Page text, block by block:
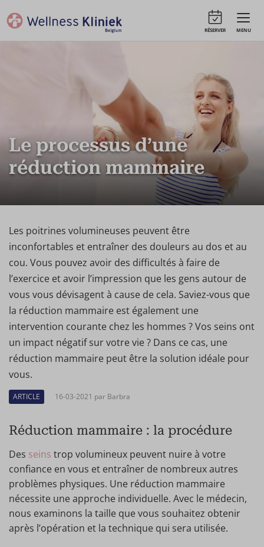
MENU
RÉSERVER
Le processus d’une
réduction mammaire
Les poitrines volumineuses peuvent être
inconfortables et entraîner des douleurs au dos et au
cou. Vous pouvez avoir des difficultés à faire de
l’exercice et avoir l’impression que les gens autour de
vous vous dévisagent à cause de cela. Saviez-vous que
la réduction mammaire est également une
intervention courante chez les hommes ? Vos seins ont
un impact négatif sur votre vie ? Dans ce cas, une
réduction mammaire peut être la solution idéale pour
vous.
ARTICLE 16-03-2021 par Barbra
Réduction mammaire : la procédure
Des seins trop volumineux peuvent nuire à votre
confiance en vous et entraîner de nombreux autres
problèmes physiques. Une réduction mammaire
nécessite une approche individuelle. Avec le médecin,
nous examinons la taille que vous souhaitez obtenir
après l’opération et la technique qui sera utilisée.